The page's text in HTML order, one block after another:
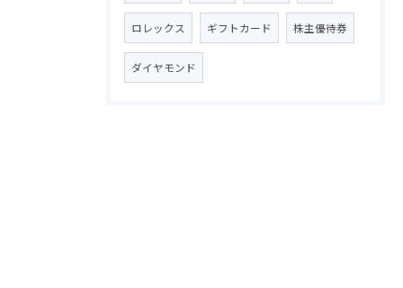
ロレックス ギフトカード 株主優待券
ダイヤモンド